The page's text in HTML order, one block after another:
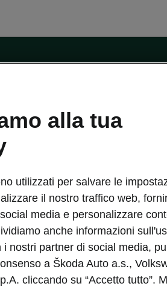
Škoda
Informazioni per soccorritori
Dichiarazione di cambio
Richiedi Assistenza Service
Mondo Škoda
Milano Design Week
alla tua
utilizzati per salvare le
il nostro traffico web,
media e personalizzare
anche informazioni
i nostri partner di social media,
a Škoda Auto a.s.,
cliccando su “Accetto tutto”.